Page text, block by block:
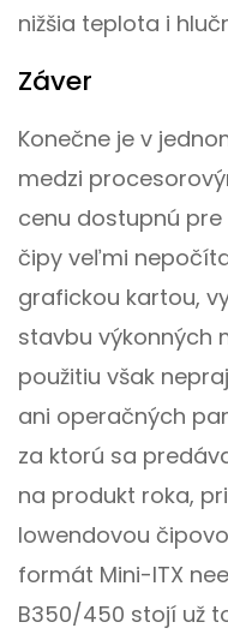
nižšia teplota i
Záver
Konečne je v
medzi
cenu dostupnú pre
čipy veľmi
grafickou kartou,
stavbu výkonných
použitiu však
ani operačných
za ktorú sa
na produkt roka,
lowendovou
formát Mini-ITX
B350/450 stojí už